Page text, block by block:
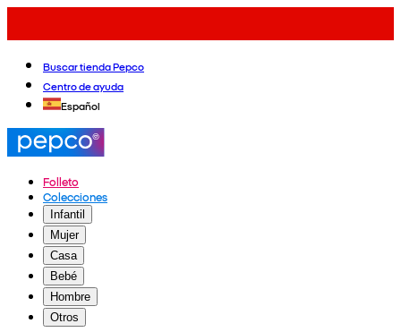
Buscar tienda Pepco
Centro de ayuda
Español
Folleto
Colecciones
Infantil
Mujer
Casa
Bebé
Hombre
Otros